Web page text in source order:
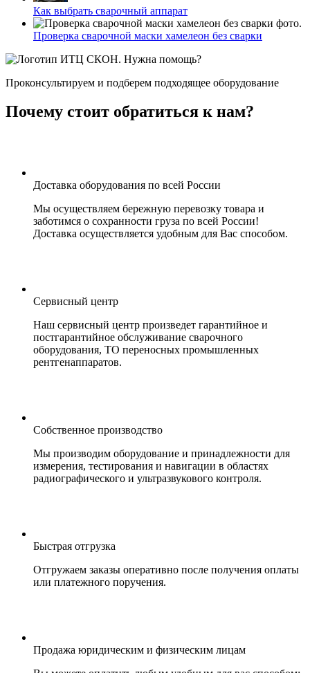
Как выбрать сварочный аппарат
Проверка сварочной маски хамелеон без сварки
Нужна помощь?
Проконсультируем и подберем подходящее оборудование
Почему стоит обратиться к нам?
Доставка оборудования по всей России
Мы осуществляем бережную перевозку товара и
заботимся о сохранности груза по всей России!
Доставка осуществляется удобным для Вас способом.
Сервисный центр
Наш сервисный центр произведет гарантийное и
постгарантийное обслуживание сварочного
оборудования, ТО переносных промышленных
рентгенаппаратов.
Собственное производство
Мы производим оборудование и принадлежности для
измерения, тестирования и навигации в областях
радиографического и ультразвукового контроля.
Быстрая отгрузка
Отгружаем заказы оперативно после получения оплаты
или платежного поручения.
Продажа юридическим и физическим лицам